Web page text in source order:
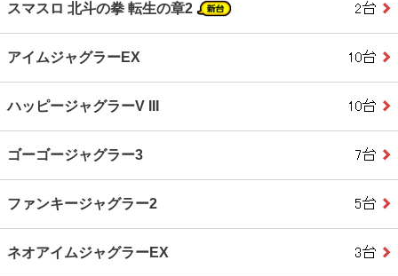
スマスロ 北斗の拳 転生の章2
アイムジャグラーEX
ハッピージャグラーV III
ゴーゴージャグラー3
ファンキージャグラー2
ネオアイムジャグラーEX